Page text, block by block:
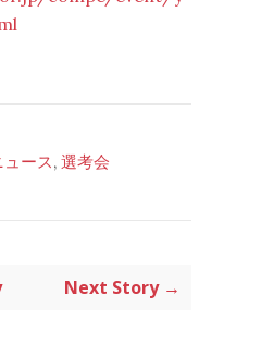
ュース, 選考会
Next Story →